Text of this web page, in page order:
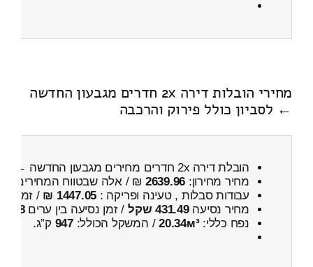
מחירי הובלות דירה 2x חדרים מגבעון החדשה
← לסביון כולל פירוק והרכבה
הובלת דירה 2x חדרים מחירים מגבעון החדשה ← לסביון
מחיר מחירון: 2639.96 ₪ / אלה שבטווח המחירים
עבודות סבלות , טעינה ופריקה : 1447.05 ₪ / זמן :
מחיר נסיעה431.49 שקל / זמן נסיעה בין ערים38 דקות
נפח כללי:20.34м³/ המשקל הכולל:947 ק”ג.